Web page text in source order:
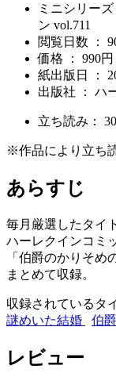
ミニシリー
ン vol.711
閲覧日数 ：
価格 ： 990円
紙出版日 ：
出版社 ： ハ
立ち読み： 30
※作品により立ち
あらすじ
毎月厳選したタイ
ハーレクインコミ
「伯爵のかりそ
まとめて収録。
収録されているタ
謎めいた結婚
伯
レビュー